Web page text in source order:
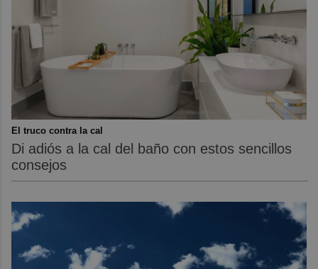
El truco contra la cal
Di adiós a la cal del baño con estos sencillos
consejos